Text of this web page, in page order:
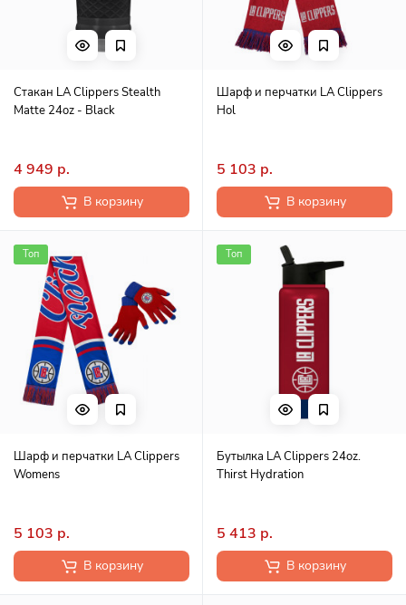
Стакан LA Clippers Stealth
Matte 24oz - Black
4 949 р.
В корзину
Шарф и перчатки LA Clippers
Hol
5 103 р.
В корзину
Топ
Шарф и перчатки LA Clippers
Womens
5 103 р.
В корзину
Топ
Бутылка LA Clippers 24oz.
Thirst Hydration
5 413 р.
В корзину